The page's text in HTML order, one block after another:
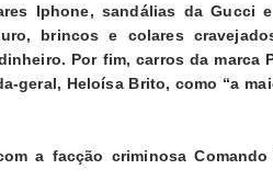
Iphone, sandálias da Gucci
brincos e colares
Por fim, carros da marca
geral, Heloísa Brito, como “a
a facção criminosa Comando